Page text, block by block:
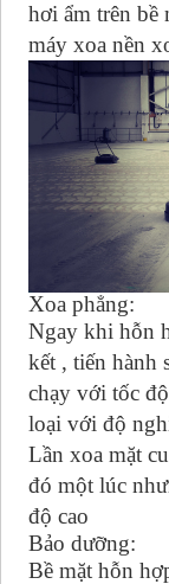
hơi ẩm trên bề
máy xoa nền
Xoa phẳng:
Ngay khi hỗn
kết , tiến hành
chạy với tốc
loại với độ
Lần xoa mặt
đó một lúc
độ cao
Bảo dưỡng:
Bề mặt hỗn